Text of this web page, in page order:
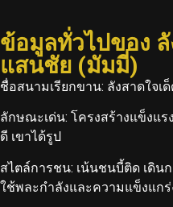
ข้อมูลทั่วไปของ ลั
แสนชัย (มัมมี่)
ชื่อสนามเรียกขาน: ลังสาดใจเ
ลักษณะเด่น: โครงสร้างแข็งแ
ดี เขาได้รูป
สไตล์การชน: เน้นชนบี้ติด เดิน
ใช้พละกำลังและความแข็งแก